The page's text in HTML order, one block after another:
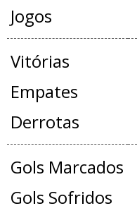
Jogos
Vitórias
Empates
Derrotas
Gols Marcados
Gols Sofridos